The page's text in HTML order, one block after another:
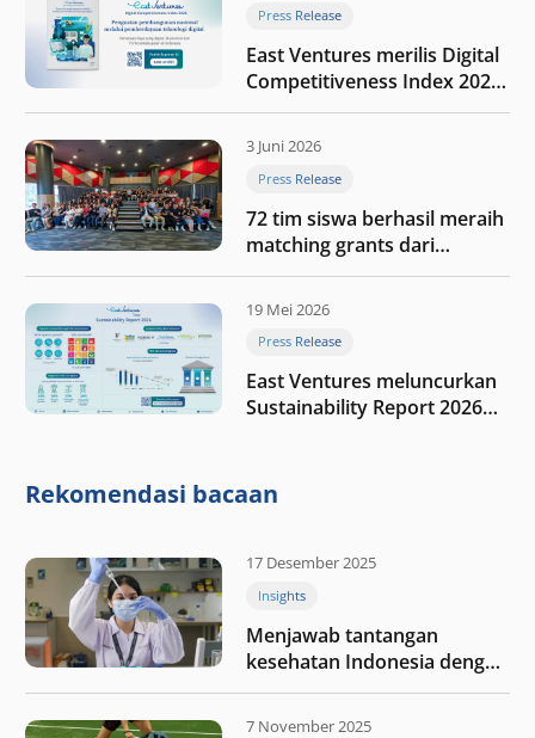
Press Release
East Ventures merilis Digital
Competitiveness Index 2026,
menyoroti fase transformasi
digital Indonesia selanjutnya
3 Juni 2026
Press Release
72 tim siswa berhasil meraih
matching grants dari
program My First $1000
19 Mei 2026
Press Release
East Ventures meluncurkan
Sustainability Report 2026
nilai melalui kedisiplinan”
Rekomendasi bacaan
17 Desember 2025
Insights
Menjawab tantangan
kesehatan Indonesia dengan
berinvestasi di teknologi
kesehatan
7 November 2025